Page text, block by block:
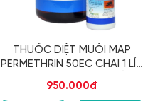
THUỐC DIỆT MUỖI MAP
PERMETHRIN 50EC CHAI 1 LÍT
LIÊN DOANH ANH QUỐC
950.000đ